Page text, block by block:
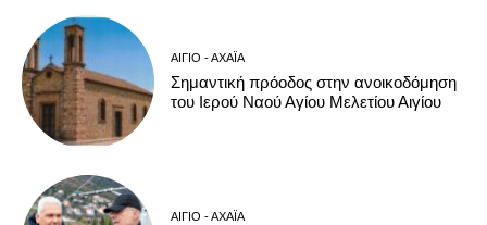
ΑΊΓΙΟ - ΑΧΑΪ́Α
Σημαντική πρόοδος στην ανοικοδόμηση
του Ιερού Ναού Αγίου Μελετίου Αιγίου
ΑΊΓΙΟ - ΑΧΑΪ́Α